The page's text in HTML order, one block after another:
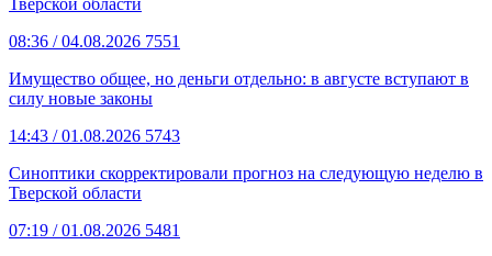
08:36 / 04.08.2026 7551
Имущество общее, но деньги отдельно: в августе вступают в
силу новые законы
14:43 / 01.08.2026 5743
Синоптики скорректировали прогноз на следующую неделю в
Тверской области
07:19 / 01.08.2026 5481